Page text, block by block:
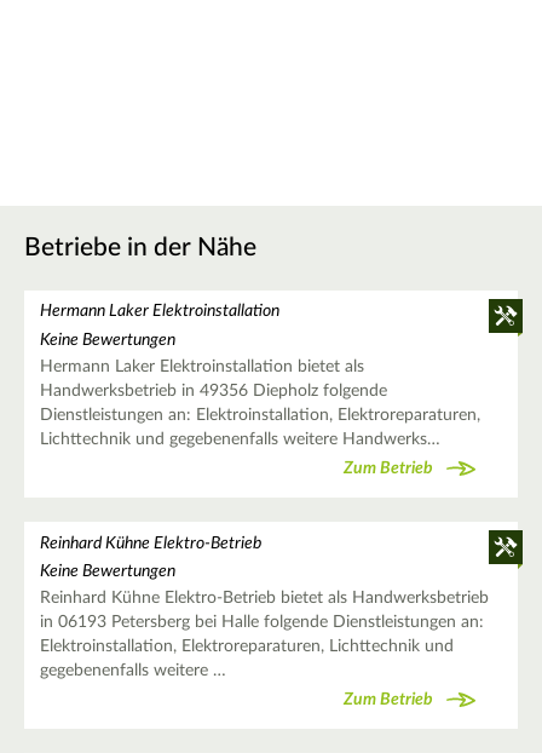
Betriebe in der Nähe
Hermann Laker Elektroinstallation
Keine Bewertungen
Hermann Laker Elektroinstallation bietet als
Handwerksbetrieb in 49356 Diepholz folgende
Dienstleistungen an: Elektroinstallation, Elektroreparaturen,
Lichttechnik und gegebenenfalls weitere Handwerks…
Zum Betrieb
Reinhard Kühne Elektro-Betrieb
Keine Bewertungen
Reinhard Kühne Elektro-Betrieb bietet als Handwerksbetrieb
in 06193 Petersberg bei Halle folgende Dienstleistungen an:
Elektroinstallation, Elektroreparaturen, Lichttechnik und
gegebenenfalls weitere …
Zum Betrieb